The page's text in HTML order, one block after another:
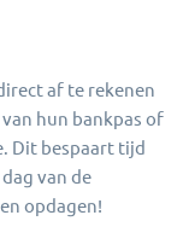
af te rekenen
hun bankpas of
Dit bespaart tijd
van de
opdagen!